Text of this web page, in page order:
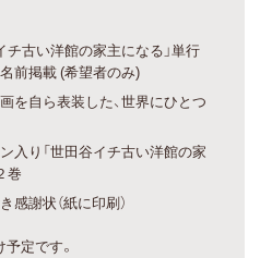
チ古い洋館の家主になる」単行
前掲載 (希望者のみ)
を自ら表装した、世界にひとつ
入り「世田谷イチ古い洋館の家
巻
謝状（紙に印刷）
定です。